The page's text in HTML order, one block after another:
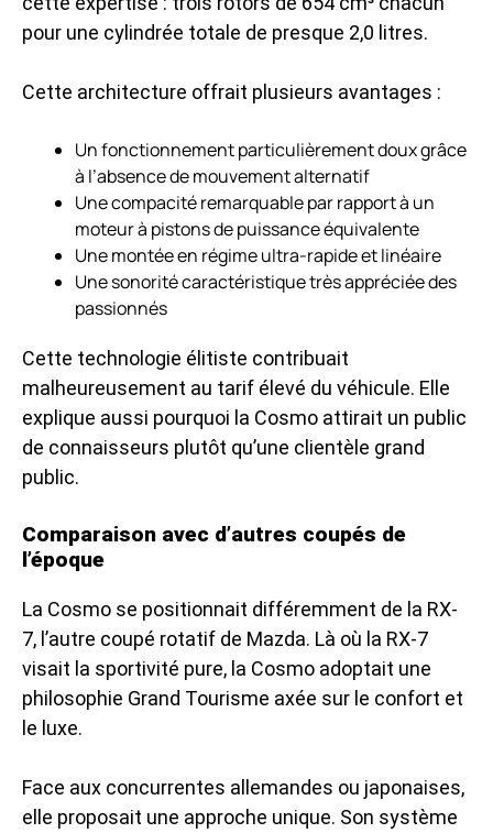
pour une cylindrée totale de presque 2,0 litres.
Cette architecture offrait plusieurs avantages :
Un fonctionnement particulièrement doux grâce
à l’absence de mouvement alternatif
Une compacité remarquable par rapport à un
moteur à pistons de puissance équivalente
Une montée en régime ultra-rapide et linéaire
Une sonorité caractéristique très appréciée des
passionnés
Cette technologie élitiste contribuait
malheureusement au tarif élevé du véhicule. Elle
explique aussi pourquoi la Cosmo attirait un public
de connaisseurs plutôt qu’une clientèle grand
public.
Comparaison avec d’autres coupés de
l’époque
La Cosmo se positionnait différemment de la RX-
7, l’autre coupé rotatif de Mazda. Là où la RX-7
visait la sportivité pure, la Cosmo adoptait une
philosophie Grand Tourisme axée sur le confort et
le luxe.
Face aux concurrentes allemandes ou japonaises,
elle proposait une approche unique. Son système